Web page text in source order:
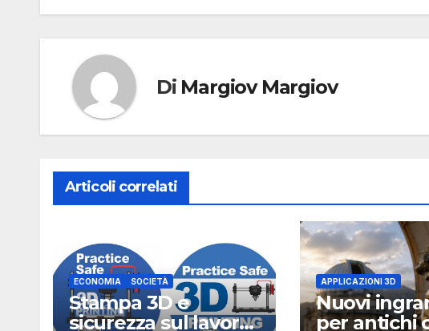
Di Margiov Margiov
Articoli correlati
ECONOMIA SOCIETÀ
Stampa 3D e
sicurezza sul lavoro,
APPLICAZIONI 3D
Nuovi
per antichi